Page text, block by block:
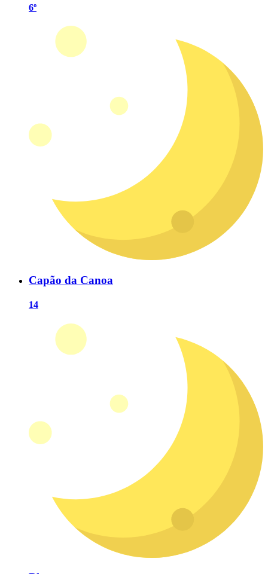
6º
Capão da Canoa
14